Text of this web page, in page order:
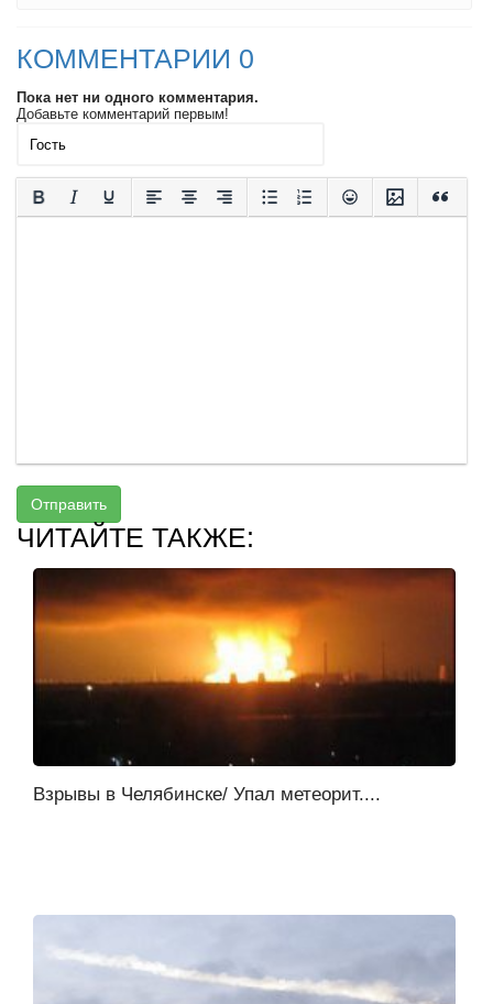
КОММЕНТАРИИ 0
Пока нет ни одного комментария.
Добавьте комментарий первым!
Отправить
ЧИТАЙТЕ ТАКЖЕ:
Взрывы в Челябинске/ Упал метеорит....